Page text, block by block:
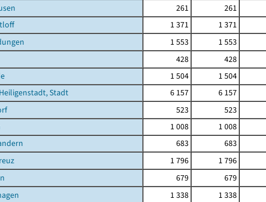
261 261
1 371 1 371
1 553 1 553
428 428
1 504 1 504
Stadt
6 157 6 157
523 523
1 008 1 008
683 683
1 796 1 796
679 679
1 338 1 338